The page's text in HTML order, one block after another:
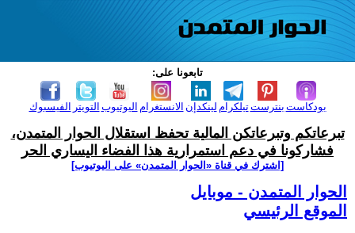
تابعونا على:
الفيسبوك التويتر اليوتيوب الانستغرام لينكدإن تيلكرامبنترست بودكاست
تبرعاتكم وتبرعاتكن المالية تحفظ استقلال الحوار المتمدن،
فشاركونا في دعم استمرارية هذا الفضاء اليساري الحر
[اشترك في قناة ‫«الحوار المتمدن» على اليوتيوب]
الحوار المتمدن - موبايل
الموقع الرئيسي